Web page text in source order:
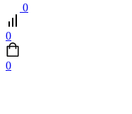
0
0
0